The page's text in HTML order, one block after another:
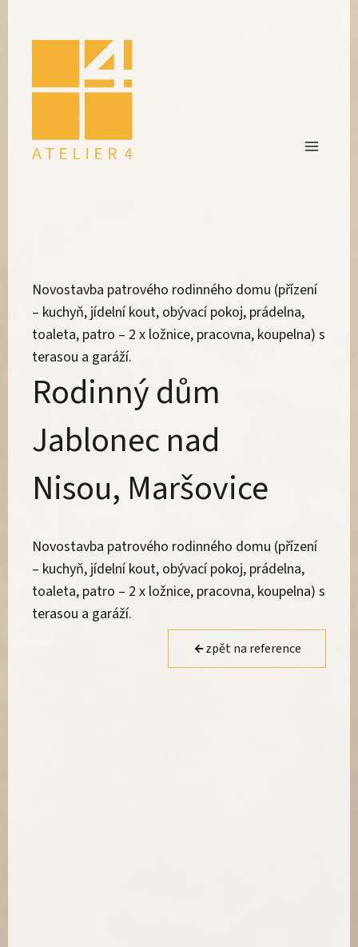
Novostavba patrového rodinného domu (přízení
– kuchyň, jídelní kout, obývací pokoj, prádelna,
toaleta, patro – 2 x ložnice, pracovna, koupelna) s
terasou a garáží.
Rodinný dům
Jablonec nad
Nisou, Maršovice
Novostavba patrového rodinného domu (přízení
– kuchyň, jídelní kout, obývací pokoj, prádelna,
toaleta, patro – 2 x ložnice, pracovna, koupelna) s
terasou a garáží.
zpět na reference